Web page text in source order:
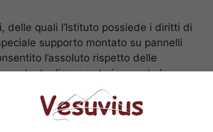
delle quali l’Istituto possiede i diritti di
supporto montato su pannelli
l’assoluto rispetto delle
contestualizzano storicamente la
inediti, relativi alla vita del grande
animazioni in compositing e app,
comunicazione e di divulgazione